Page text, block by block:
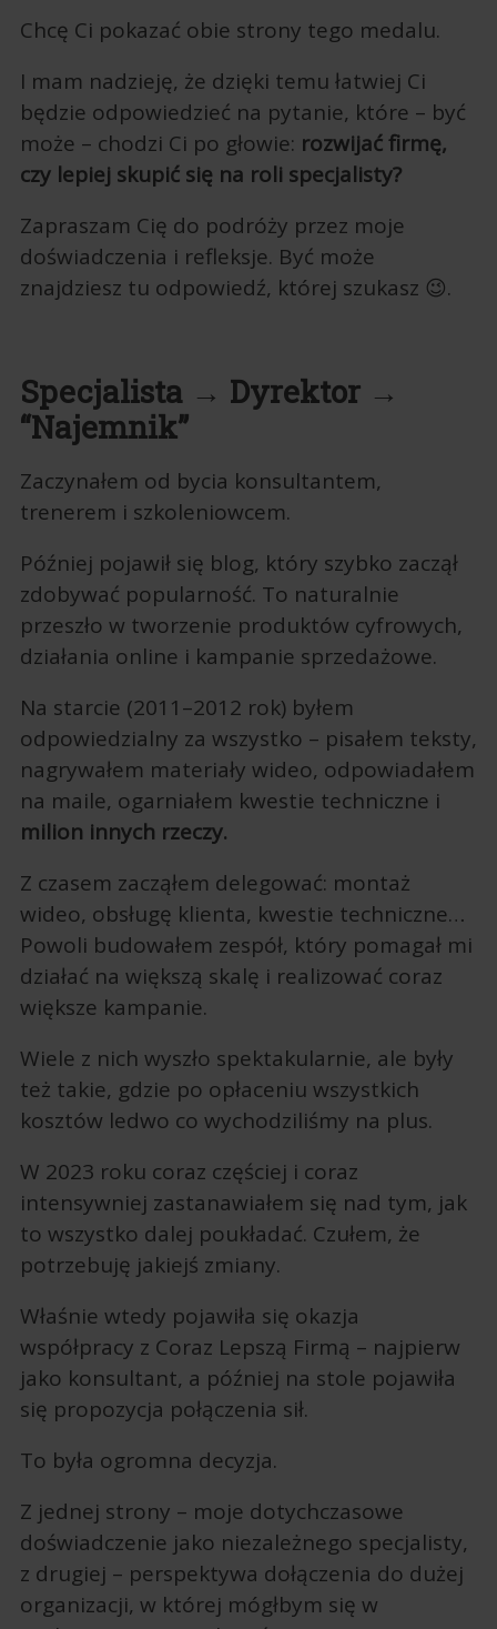
Chcę Ci pokazać obie strony tego medalu.
I mam nadzieję, że dzięki temu łatwiej Ci
będzie odpowiedzieć na pytanie, które – być
może – chodzi Ci po głowie: rozwijać firmę,
czy lepiej skupić się na roli specjalisty?
Zapraszam Cię do podróży przez moje
doświadczenia i refleksje. Być może
znajdziesz tu odpowiedź, której szukasz 😉.
Specjalista → Dyrektor →
“Najemnik”
Zaczynałem od bycia konsultantem,
trenerem i szkoleniowcem.
Później pojawił się blog, który szybko zaczął
zdobywać popularność. To naturalnie
przeszło w tworzenie produktów cyfrowych,
działania online i kampanie sprzedażowe.
Na starcie (2011–2012 rok) byłem
odpowiedzialny za wszystko – pisałem teksty,
nagrywałem materiały wideo, odpowiadałem
na maile, ogarniałem kwestie techniczne i
milion innych rzeczy.
Z czasem zacząłem delegować: montaż
wideo, obsługę klienta, kwestie techniczne…
Powoli budowałem zespół, który pomagał mi
działać na większą skalę i realizować coraz
większe kampanie.
Wiele z nich wyszło spektakularnie, ale były
też takie, gdzie po opłaceniu wszystkich
kosztów ledwo co wychodziliśmy na plus.
W 2023 roku coraz częściej i coraz
intensywniej zastanawiałem się nad tym, jak
to wszystko dalej poukładać. Czułem, że
potrzebuję jakiejś zmiany.
Właśnie wtedy pojawiła się okazja
współpracy z Coraz Lepszą Firmą – najpierw
jako konsultant, a później na stole pojawiła
się propozycja połączenia sił.
To była ogromna decyzja.
Z jednej strony – moje dotychczasowe
doświadczenie jako niezależnego specjalisty,
z drugiej – perspektywa dołączenia do dużej
organizacji, w której mógłbym się w